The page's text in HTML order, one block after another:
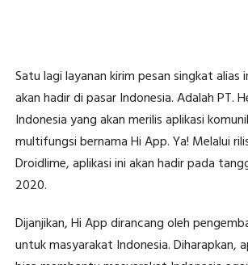
Satu lagi layanan kirim pesan singkat
akan hadir di pasar Indonesia. Adalah PT.
Indonesia yang akan merilis aplikasi
multifungsi bernama Hi App. Ya! Melalui
Droidlime, aplikasi ini akan hadir pada
2020.
Dijanjikan, Hi App dirancang oleh
untuk masyarakat Indonesia. Diharapkan,